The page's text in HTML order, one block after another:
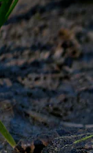
La piattaforma
migliori lavori.
creativi,
Italiano